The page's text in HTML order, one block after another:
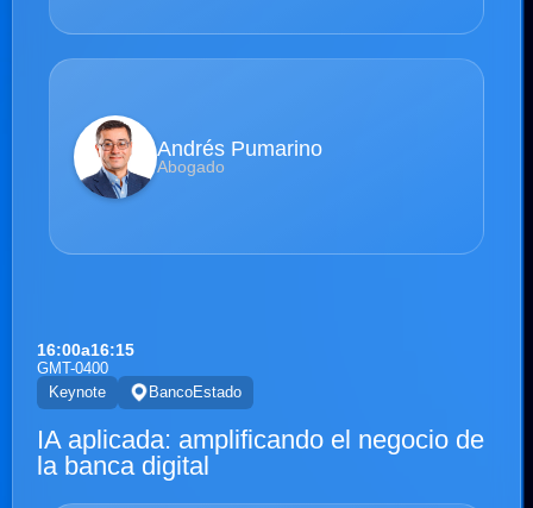
Andrés Pumarino
Abogado
16:00a16:15
GMT-0400
Keynote
BancoEstado
IA aplicada: amplificando el negocio de
la banca digital